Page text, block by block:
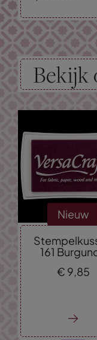
Bekijk
Nieuw
161
€ 9,85